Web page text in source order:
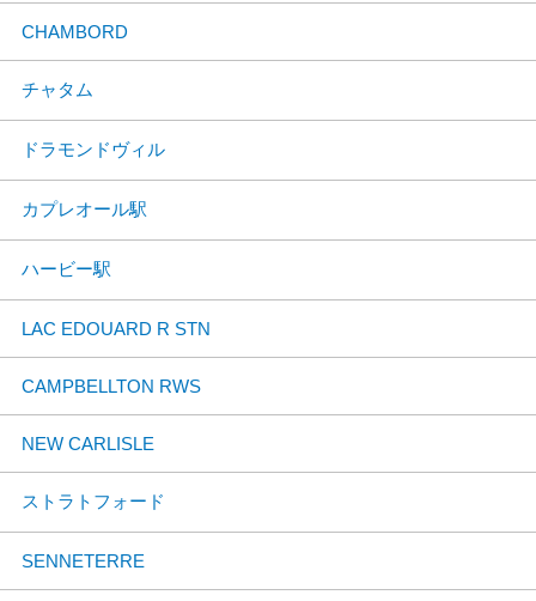
CHAMBORD
チャタム
ドラモンドヴィル
カプレオール駅
ハービー駅
LAC EDOUARD R STN
CAMPBELLTON RWS
NEW CARLISLE
ストラトフォード
SENNETERRE